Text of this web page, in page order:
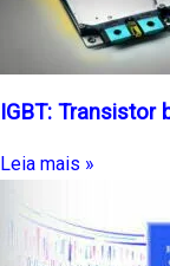
IGBT: Transistor
Leia mais »